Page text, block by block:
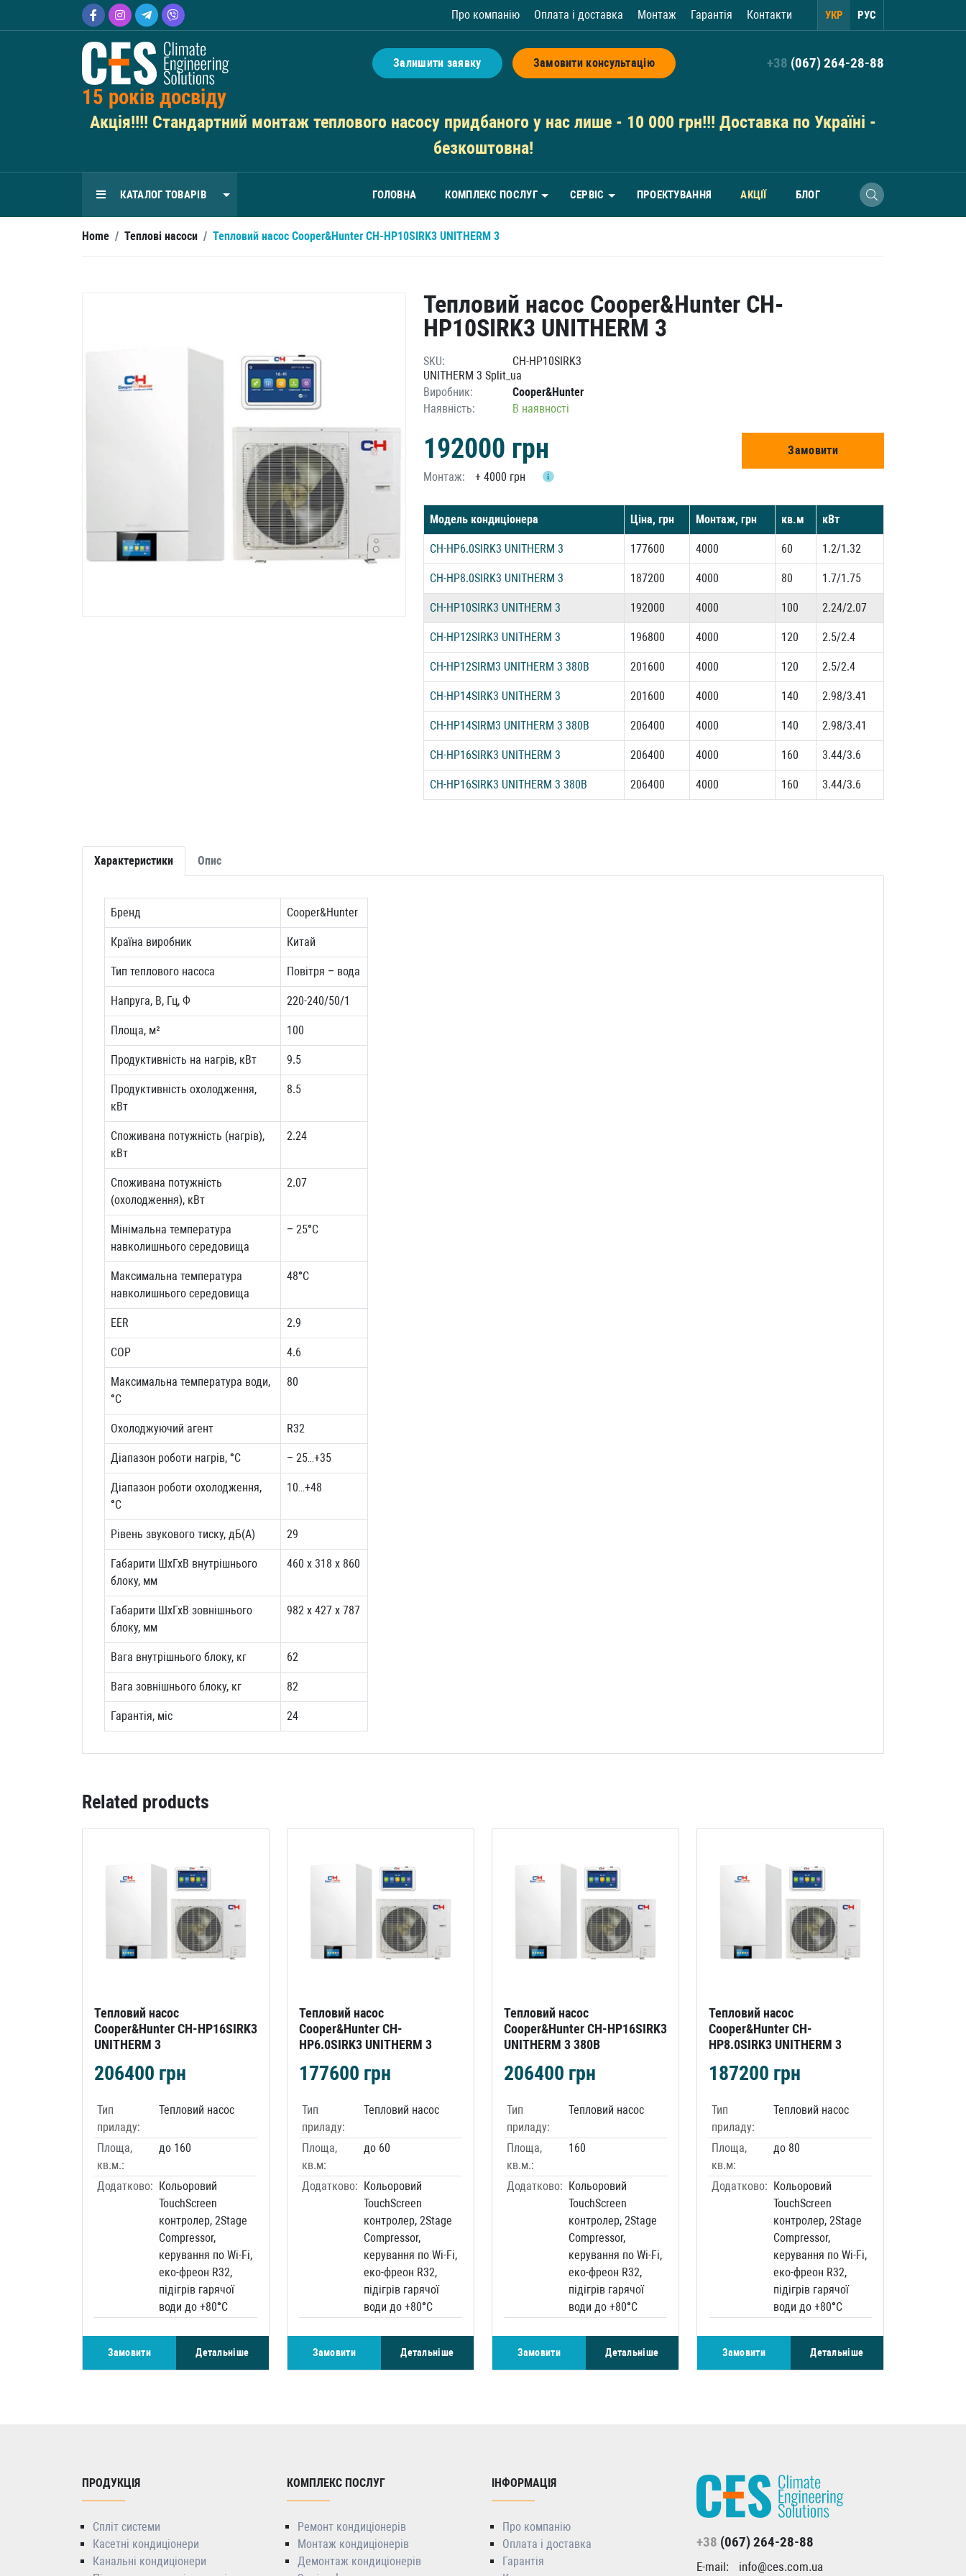
Про компанію Оплата і доставка Монтаж Гарантія Контакти УКР РУС
Залишити заявку Замовити консультацію +38 (067) 264-28-88
15 років досвіду
Акція!!!! Стандартний монтаж теплового насосу придбаного у нас лише - 10 000 грн!!! Доставка по Україні -
безкоштовна!
КАТАЛОГ ТОВАРІВ ГОЛОВНА КОМПЛЕКС ПОСЛУГ СЕРВІС ПРОЕКТУВАННЯ АКЦІЇ БЛОГ
Home / Теплові насоси / Тепловий насос Cooper&Hunter CH-HP10SIRK3 UNITHERM 3
Тепловий насос Cooper&Hunter CH-
HP10SIRK3 UNITHERM 3
SKU:
CH-HP10SIRK3
UNITHERM 3 Split_ua
Виробник:
Cooper&Hunter
Наявність:
В наявності
192000 грн
Монтаж: + 4000 грн
Замовити
Модель кондиціонера Ціна, грн Монтаж, грн кв.м кВт
CH-HP6.0SIRK3 UNITHERM 3 177600 4000 60 1.2/1.32
CH-HP8.0SIRK3 UNITHERM 3 187200 4000 80 1.7/1.75
CH-HP10SIRK3 UNITHERM 3 192000 4000 100 2.24/2.07
CH-HP12SIRK3 UNITHERM 3 196800 4000 120 2.5/2.4
CH-HP12SIRM3 UNITHERM 3 380В 201600 4000 120 2.5/2.4
CH-HP14SIRK3 UNITHERM 3 201600 4000 140 2.98/3.41
CH-HP14SIRM3 UNITHERM 3 380В 206400 4000 140 2.98/3.41
CH-HP16SIRK3 UNITHERM 3 206400 4000 160 3.44/3.6
CH-HP16SIRK3 UNITHERM 3 380В 206400 4000 160 3.44/3.6
Характеристики Опис
Бренд Cooper&Hunter
Країна виробник Китай
Тип теплового насоса Повітря – вода
Напруга, В, Гц, Ф 220-240/50/1
Площа, м² 100
Продуктивність на нагрів, кВт 9.5
Продуктивність охолодження,
кВт
8.5
Споживана потужність (нагрів),
кВт
2.24
Споживана потужність
(охолодження), кВт
2.07
Мінімальна температура
навколишнього середовища
– 25°C
Максимальна температура
навколишнього середовища
48°C
EER 2.9
COP 4.6
Максимальна температура води,
°С
80
Охолоджуючий агент R32
Діапазон роботи нагрів, °С – 25…+35
Діапазон роботи охолодження,
°С
10…+48
Рівень звукового тиску, дБ(А) 29
Габарити ШхГхВ внутрішнього
блоку, мм
460 x 318 x 860
Габарити ШхГхВ зовнішнього
блоку, мм
982 х 427 х 787
Вага внутрішнього блоку, кг 62
Вага зовнішнього блоку, кг 82
Гарантія, міс 24
Related products
Тепловий насос
Cooper&Hunter CH-HP16SIRK3
UNITHERM 3
206400 грн
Тип
приладу:
Тепловий насос
Площа,
кв.м.:
до 160
Додатково: Кольоровий
TouchScreen
контролер, 2Stage
Compressor,
керування по Wi-Fi,
еко-фреон R32,
підігрів гарячої
води до +80°С
Замовити Детальніше
Тепловий насос
Cooper&Hunter CH-
HP6.0SIRK3 UNITHERM 3
177600 грн
Тип
приладу:
Тепловий насос
Площа,
кв.м:
до 60
Додатково: Кольоровий
TouchScreen
контролер, 2Stage
Compressor,
керування по Wi-Fi,
еко-фреон R32,
підігрів гарячої
води до +80°С
Замовити Детальніше
Тепловий насос
Cooper&Hunter CH-HP16SIRK3
UNITHERM 3 380В
206400 грн
Тип
приладу:
Тепловий насос
Площа,
кв.м.:
160
Додатково: Кольоровий
TouchScreen
контролер, 2Stage
Compressor,
керування по Wi-Fi,
еко-фреон R32,
підігрів гарячої
води до +80°С
Замовити Детальніше
Тепловий насос
Cooper&Hunter CH-
HP8.0SIRK3 UNITHERM 3
187200 грн
Тип
приладу:
Тепловий насос
Площа,
кв.м:
до 80
Додатково: Кольоровий
TouchScreen
контролер, 2Stage
Compressor,
керування по Wi-Fi,
еко-фреон R32,
підігрів гарячої
води до +80°С
Замовити Детальніше
ПРОДУКЦІЯ
Спліт системи
Касетні кондиціонери
Канальні кондиціонери
КОМПЛЕКС ПОСЛУГ
Ремонт кондиціонерів
Монтаж кондиціонерів
Демонтаж кондиціонерів
ІНФОРМАЦІЯ
Про компанію
Оплата і доставка
Гарантія
+38 (067) 264-28-88
E-mail: info@ces.com.ua